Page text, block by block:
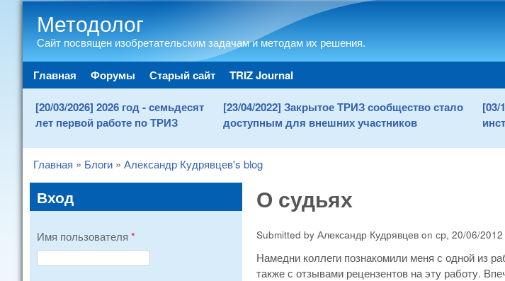
Методолог
Сайт посвящен изобретательским задачам и методам их решения.
Main menu
Главная Форумы Старый сайт TRIZ Journal
[20/03/2026] 2026 год - семьдесят
лет первой работе по ТРИЗ
[23/04/2022] Закрытое ТРИЗ сообщество стало
доступным для внешних участников
[03/
You are here
Главная » Блоги » Александр Кудрявцев's blog
О судьях
Submitted by Александр Кудрявцев on ср, 20/06/2012
Намедни коллеги познакомили меня с одной из
также с отзывами рецензентов на эту работу.
Вход
Имя пользователя *